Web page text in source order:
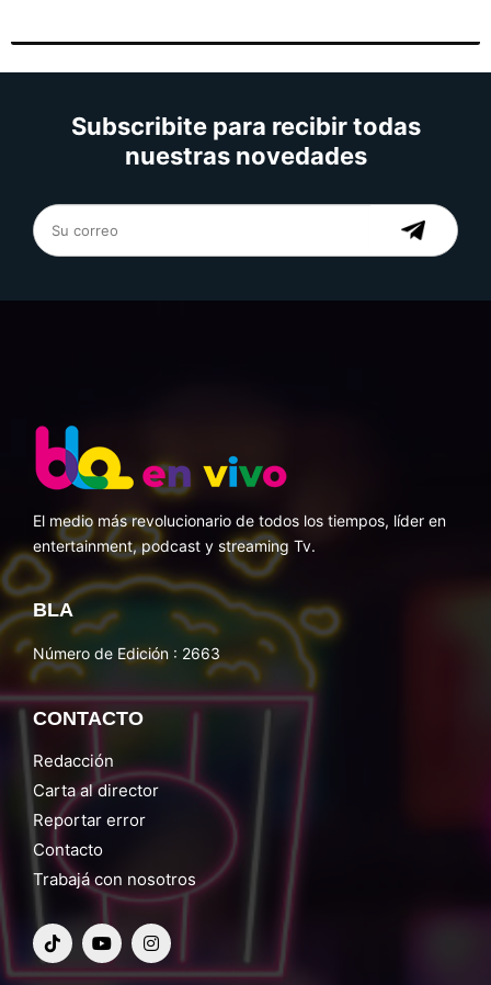
Subscribite para recibir todas
nuestras novedades
El medio más revolucionario de todos los tiempos, líder en
entertainment, podcast y streaming Tv.
BLA
Número de Edición : 2663
CONTACTO
Redacción
Carta al director
Reportar error
Contacto
Trabajá con nosotros